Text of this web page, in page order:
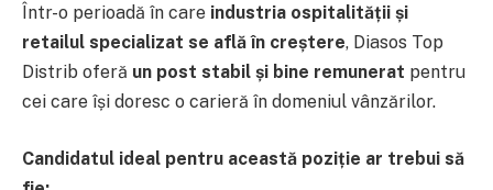
Într-o perioadă în care industria ospitalității și
retailul specializat se află în creștere, Diasos Top
Distrib oferă un post stabil și bine remunerat pentru
cei care își doresc o carieră în domeniul vânzărilor.
Candidatul ideal pentru această poziție ar trebui să